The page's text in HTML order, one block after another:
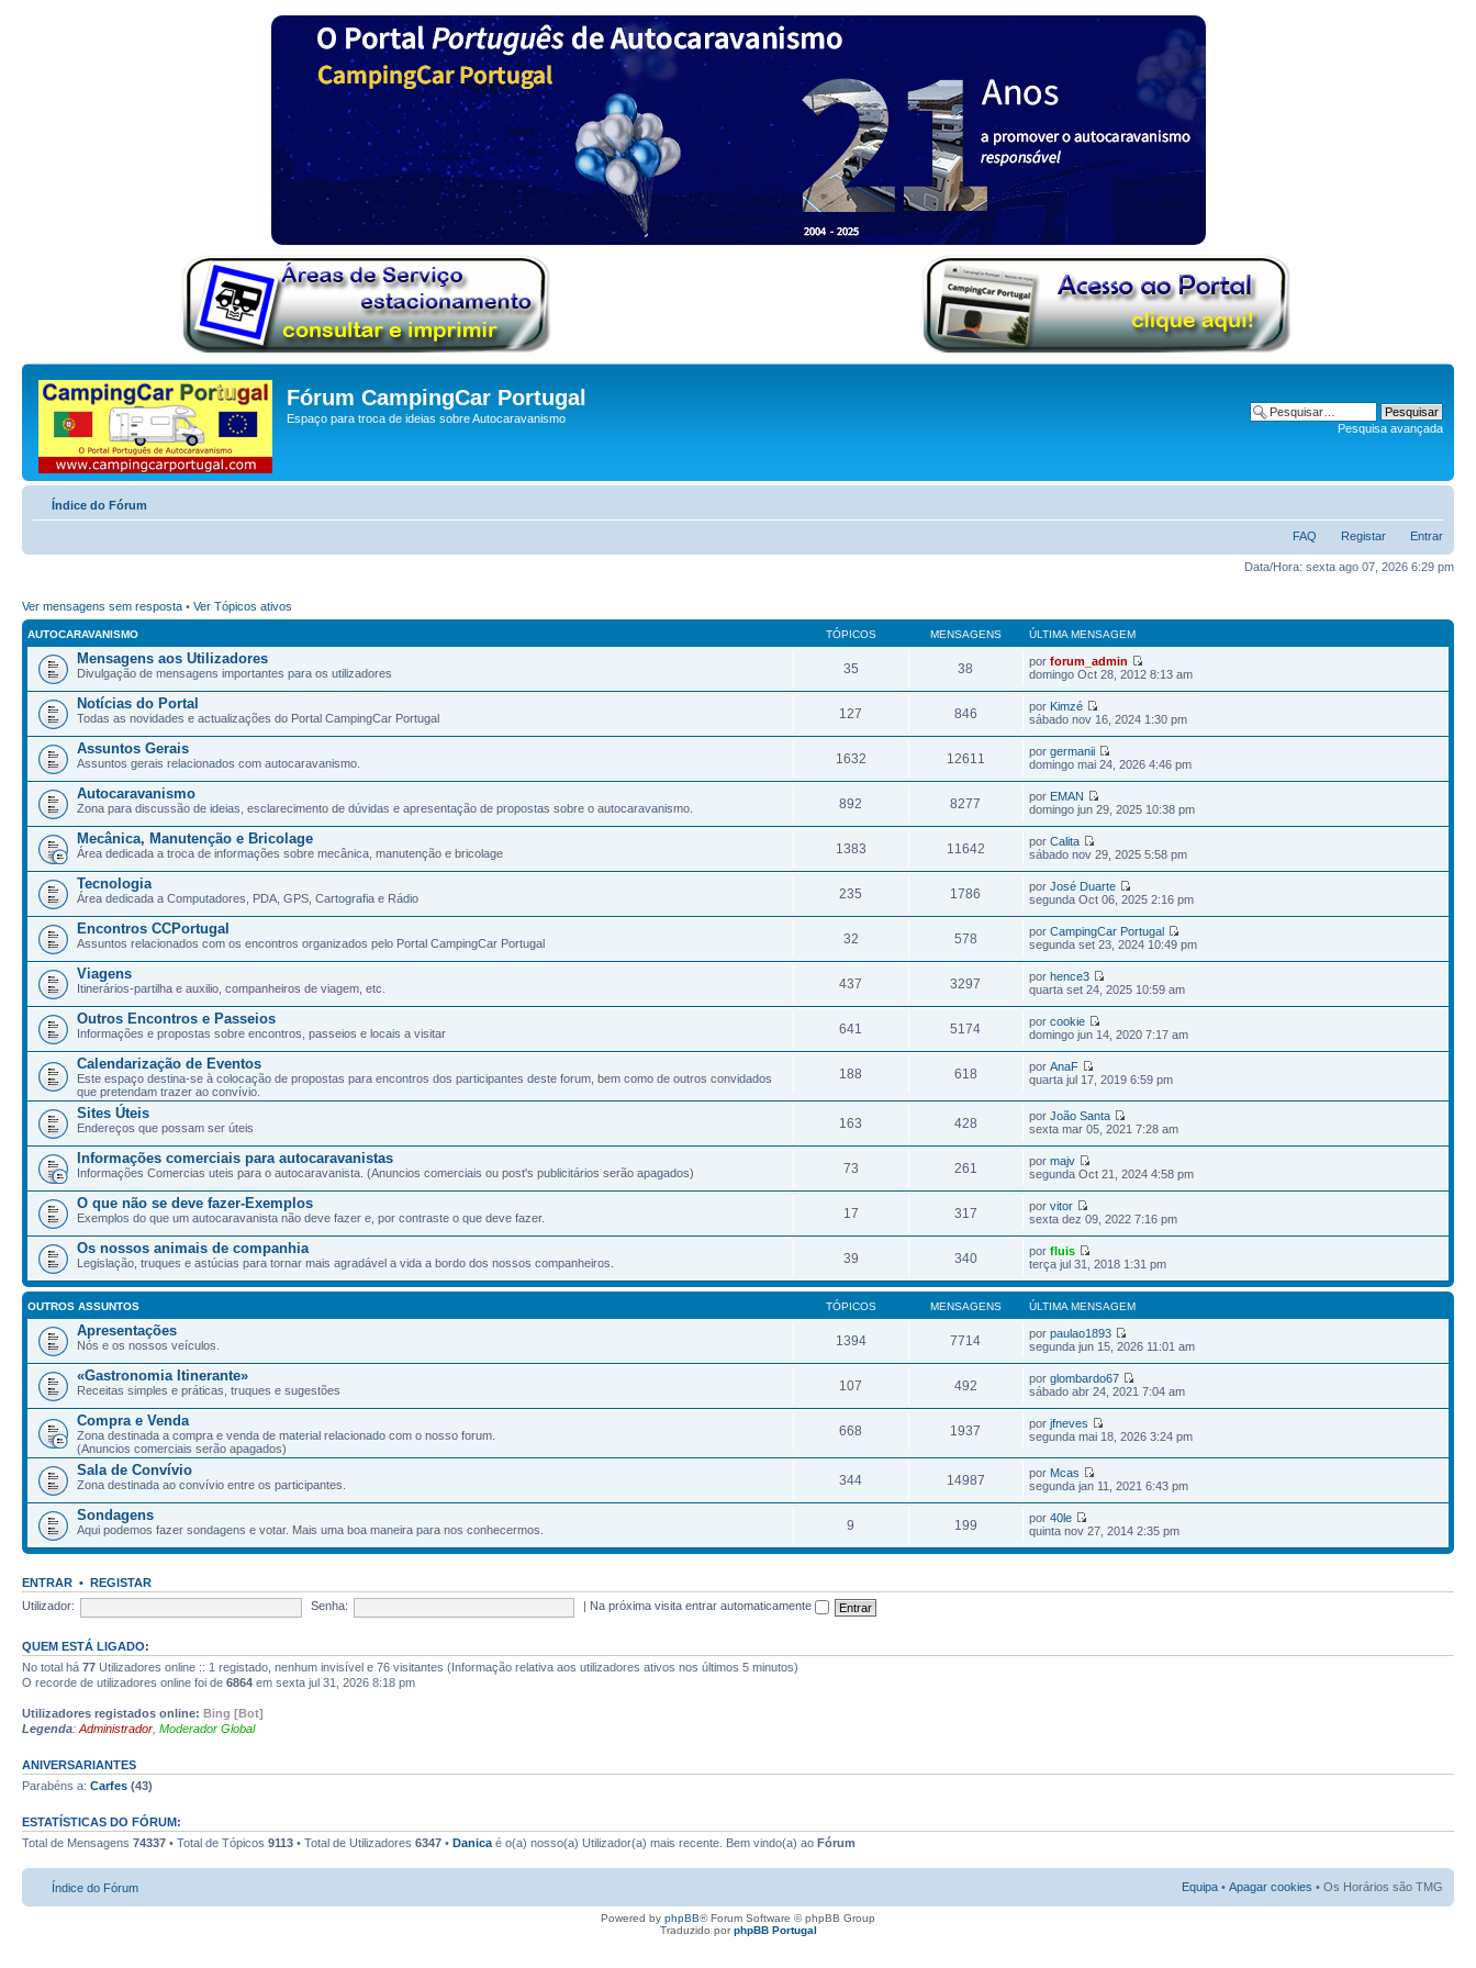
Fórum CampingCar Portugal
Espaço para troca de ideias sobre Autocaravanismo
Pesquisa avançada
Índice do Fórum
FAQ Registar Entrar
Data/Hora: sexta ago 07, 2026 6:29 pm
Ver mensagens sem resposta • Ver Tópicos ativos
AUTOCARAVANISMO TÓPICOS MENSAGENS ÚLTIMA MENSAGEM
Mensagens aos Utilizadores
Divulgação de mensagens importantes para os utilizadores 35 38 porforum_admin
domingo Oct 28, 2012 8:13 am
Notícias do Portal
Todas as novidades e actualizações do Portal CampingCar Portugal 127 846 por Kimzé
sábado nov 16, 2024 1:30 pm
Assuntos Gerais
Assuntos gerais relacionados com autocaravanismo. 1632 12611 porgermanii
domingo mai 24, 2026 4:46 pm
Autocaravanismo
Zona para discussão de ideias, esclarecimento de dúvidas e apresentação de propostas sobre o autocaravanismo. 892 8277 por EMAN
domingo jun 29, 2025 10:38 pm
Mecânica, Manutenção e Bricolage
Área dedicada a troca de informações sobre mecânica, manutenção e bricolage 1383 11642 porCalita
sábado nov 29, 2025 5:58 pm
Tecnologia
Área dedicada a Computadores, PDA, GPS, Cartografia e Rádio 235 1786 porJosé Duarte
segunda Oct 06, 2025 2:16 pm
Encontros CCPortugal
Assuntos relacionados com os encontros organizados pelo Portal CampingCar Portugal 32 578 porCampingCar Portugal
segunda set 23, 2024 10:49 pm
Viagens
Itinerários-partilha e auxilio, companheiros de viagem, etc. 437 3297 porhence3
quarta set 24, 2025 10:59 am
Outros Encontros e Passeios
Informações e propostas sobre encontros, passeios e locais a visitar 641 5174 porcookie
domingo jun 14, 2020 7:17 am
Calendarização de Eventos
Este espaço destina-se à colocação de propostas para encontros dos participantes deste forum, bem como de outros convidados
que pretendam trazer ao convívio.
188 618 porAnaF
quarta jul 17, 2019 6:59 pm
Sites Úteis
Endereços que possam ser úteis 163 428 porJoão Santa
sexta mar 05, 2021 7:28 am
Informações comerciais para autocaravanistas
Informações Comercias uteis para o autocaravanista. (Anuncios comerciais ou post's publicitários serão apagados) 73 261 pormajv
segunda Oct 21, 2024 4:58 pm
O que não se deve fazer-Exemplos
Exemplos do que um autocaravanista não deve fazer e, por contraste o que deve fazer. 17 317 porvitor
sexta dez 09, 2022 7:16 pm
Os nossos animais de companhia
Legislação, truques e astúcias para tornar mais agradável a vida a bordo dos nossos companheiros. 39 340 porfluis
terça jul 31, 2018 1:31 pm
OUTROS ASSUNTOS TÓPICOS MENSAGENS ÚLTIMA MENSAGEM
Apresentações
Nós e os nossos veículos. 1394 7714 porpaulao1893
segunda jun 15, 2026 11:01 am
«Gastronomia Itinerante»
Receitas simples e práticas, truques e sugestões 107 492 porglombardo67
sábado abr 24, 2021 7:04 am
Compra e Venda
Zona destinada a compra e venda de material relacionado com o nosso forum.
(Anuncios comerciais serão apagados)
668 1937 porjfneves
segunda mai 18, 2026 3:24 pm
Sala de Convívio
Zona destinada ao convívio entre os participantes. 344 14987 por Mcas
segunda jan 11, 2021 6:43 pm
Sondagens
Aqui podemos fazer sondagens e votar. Mais uma boa maneira para nos conhecermos. 9 199 por40le
quinta nov 27, 2014 2:35 pm
ENTRAR • REGISTAR
Utilizador:
Senha: Na próxima visita entrar automaticamente
QUEM ESTÁ LIGADO:
No total há 77 Utilizadores online :: 1 registado, nenhum invisível e 76 visitantes (Informação relativa aos utilizadores ativos nos últimos 5 minutos)
O recorde de utilizadores online foi de 6864 em sexta jul 31, 2026 8:18 pm
Utilizadores registados online: Bing [Bot]
Legenda: Administrador Moderador Global
ANIVERSARIANTES
Parabéns a: Carfes (43)
ESTATÍSTICAS DO FÓRUM:
Total de Mensagens 74337 • Total de Tópicos 9113 • Total de Utilizadores 6347 • Danica é o(a) nosso(a) Utilizador(a) mais recente. Bem vindo(a) ao Fórum
Índice do Fórum Equipa • Apagar cookies • Os Horários são TMG
Powered by phpBB® Forum Software © phpBB Group
Traduzido porphpBB Portugal